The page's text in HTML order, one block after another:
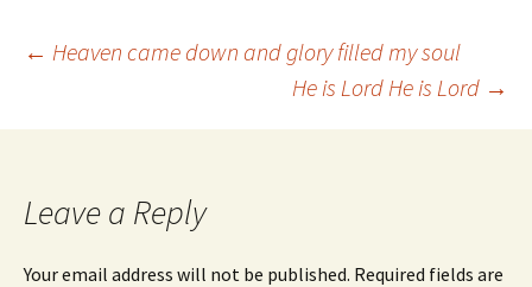
Post
navigation
← Heaven came down and glory filled my soul
He is Lord He is Lord →
Leave a Reply
Your email address will not be published. Required fields are